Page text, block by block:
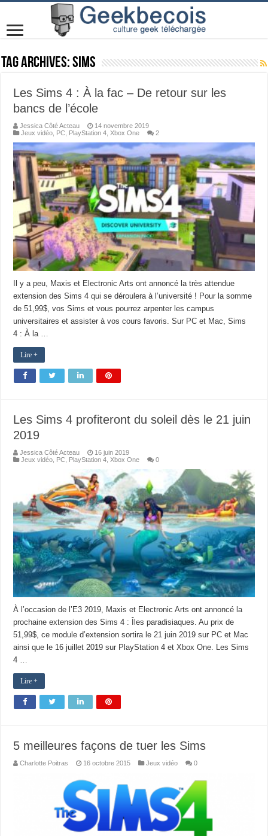
Tag Archives:Sims
Les Sims 4 : À la fac – De retour sur les
bancs de l’école
Jessica Côté Acteau
14 novembre 2019
Jeux vidéo PC PlayStation 4 ,Xbox One 2
Il y a peu, Maxis et Electronic Arts ont annoncé la très attendue
extension des Sims 4 qui se déroulera à l’université ! Pour la somme
de 51,99$, vos Sims et vous pourrez arpenter les campus
universitaires et assister à vos cours favoris. Sur PC et Mac, Sims
4 : À la …
Lire +
Les Sims 4 profiteront du soleil dès le 21 juin
2019
Jessica Côté Acteau
16 juin 2019
Jeux vidéo PC PlayStation 4 ,Xbox One 0
À l’occasion de l’E3 2019, Maxis et Electronic Arts ont annoncé la
prochaine extension des Sims 4 : Îles paradisiaques. Au prix de
51,99$, ce module d’extension sortira le 21 juin 2019 sur PC et Mac
ainsi que le 16 juillet 2019 sur PlayStation 4 et Xbox One. Les Sims
4 …
Lire +
5 meilleures façons de tuer les Sims
Charlotte Poitras 16 octobre 2015 Jeux vidéo 0